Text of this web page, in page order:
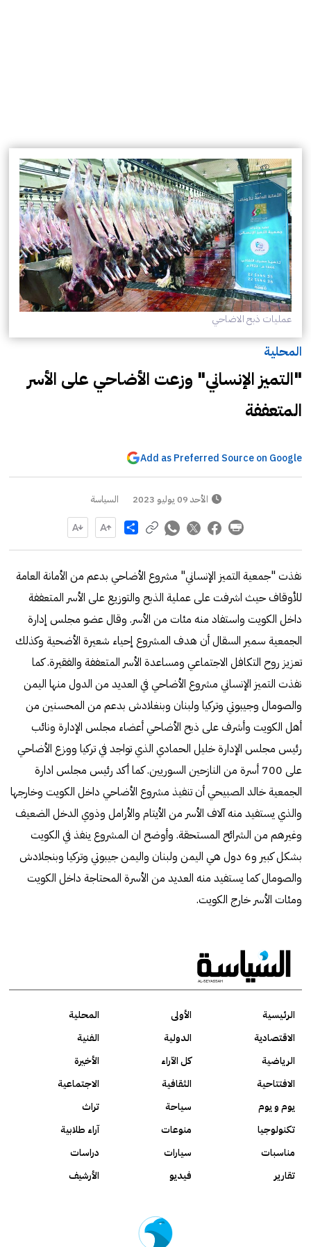
عمليات ذبح الاضاحي
المحلية
"التميز الإنساني" وزعت الأضاحي على الأسر
المتعففة
Add as Preferred Source on Google
الأحد 09 يوليو 2023 السياسة
Share
نفذت "جمعية التميز الإنساني" مشروع الأضاحي بدعم من الأمانة العامة
للأوقاف حيث اشرفت على عملية الذبح والتوزيع على الأسر المتعففة
داخل الكويت واستفاد منه مئات من الأسر. وقال عضو مجلس إدارة
الجمعية سمير السقال أن هدف المشروع إحياء شعيرة الأضحية وكذلك
تعزيز روح التكافل الاجتماعي ومساعدة الأسر المتعففة والفقيرة. كما
نفذت التميز الإنساني مشروع الأضاحي في العديد من الدول منها اليمن
والصومال وجيبوتي وتركيا ولبنان وبنغلادش بدعم من المحسنين من
أهل الكويت وأشرف على ذبح الأضاحي أعضاء مجلس الإدارة ونائب
رئيس مجلس الإدارة خليل الحمادي الذي تواجد في تركيا ووزع الأضاحي
على 700 أسرة من النازحين السوريين. كما أكد رئيس مجلس ادارة
الجمعية خالد الصبيحي أن تنفيذ مشروع الأضاحي داخل الكويت وخارجها
والذي يستفيد منه آلاف الأسر من الأيتام والأرامل وذوي الدخل الضعيف
وغيرهم من الشرائح المستحقة. وأوضح ان المشروع ينفذ في الكويت
بشكل كبير و6 دول هي اليمن ولبنان واليمن جيبوتي وتركيا وبنجلادش
والصومال كما يستفيد منه العديد من الأسرة المحتاجة داخل الكويت
ومئات الأسر خارج الكويت.
الرئيسية الأولى
المحلية
الاقتصادية
الدولية
الفنية
الرياضية
كل الآراء
الأخيرة
الافتتاحية
الثقافية
الاجتماعية
يوم و يوم
سياحة
تراث
تكنولوجيا
منوعات
آراء طلابية
مناسبات
سيارات
دراسات
تقارير
فيديو الأرشيف